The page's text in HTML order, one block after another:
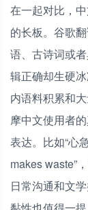
在一起对比，
的长板。谷歌
语、古诗词或
辑正确却生硬
内语料积累和
摩中文使用者
表达。比如“心
makes waste”
日常沟通和文